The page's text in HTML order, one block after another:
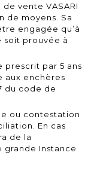
vente VASARI
de moyens. Sa
engagée qu’à
soit prouvée à
prescrit par 5 ans
aux enchères
du code de
ou contestation
En cas
de la
grande Instance